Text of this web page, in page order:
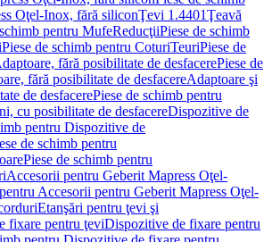
Oţel-Inox, fără siliconŢevi 1.4401Ţeavă
pentru MufeReducţiiPiese de schimb
Piese de schimb pentru CoturiTeuriPiese de
fără posibilitate de desfacerePiese de
fără posibilitate de desfacereAdaptoare şi
de desfacerePiese de schimb pentru
cu posibilitate de desfacereDispozitive de
pentru Dispozitive de
de schimb pentru
Piese de schimb pentru
Accesorii pentru Geberit Mapress Oţel-
Accesorii pentru Geberit Mapress Oţel-
Etanşări pentru ţevi şi
fixare pentru ţeviDispozitive de fixare pentru